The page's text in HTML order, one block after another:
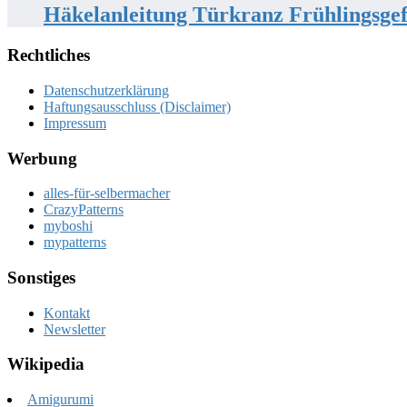
Häkelanleitung Türkranz
Rechtliches
Datenschutzerklärung
Haftungsausschluss (Disclaimer)
Impressum
Werbung
alles-für-selbermacher
CrazyPatterns
myboshi
mypatterns
Sonstiges
Kontakt
Newsletter
Wikipedia
Amigurumi